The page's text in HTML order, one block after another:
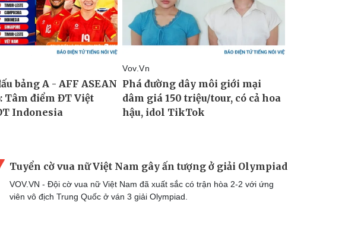
Tuyển cờ vua nữ Việt Nam gây ấn tượng ở giải Olympiad
VOV.VN - Đội cờ vua nữ Việt Nam đã xuất sắc có trận hòa 2-2 với ứng
viên vô địch Trung Quốc ở ván 3 giải Olympiad.